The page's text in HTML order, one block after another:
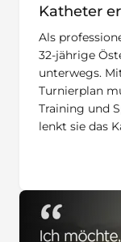
Katheter
Als
32-jährige
unterwegs.
Turnierplan
Training und
lenkt sie das